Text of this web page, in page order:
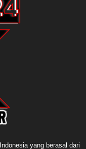
yang berasal dari